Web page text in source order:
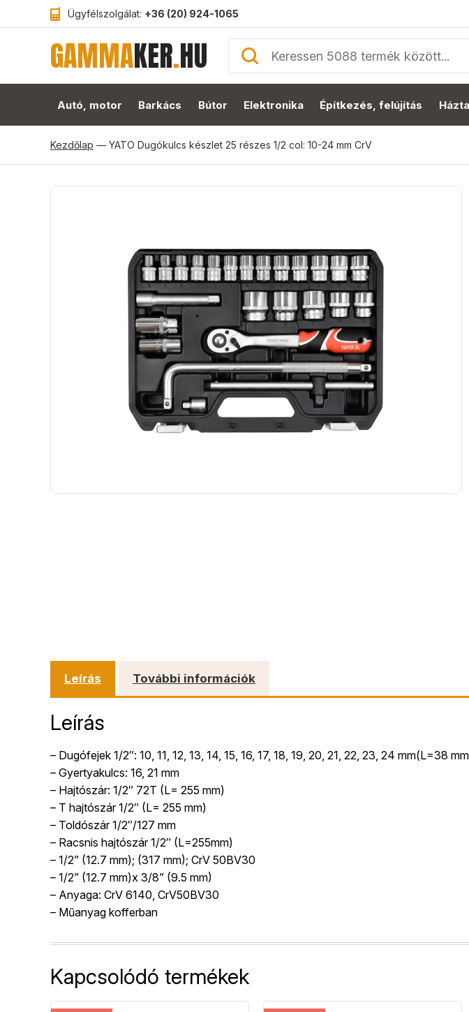
Ügyfélszolgálat: +36 (20) 924-1065
GAMMAKER.HU
Autó, motor Barkács Bútor Elektronika Építkezés, felújítás
Kezdőlap — YATO Dugókulcs készlet 25 részes 1/2 col: 10-24 mm CrV
Leírás További információk
Leírás
– Dugófejek 1/2″: 10, 11, 12, 13, 14, 15, 16, 17, 18, 19, 20, 21, 22, 23, 24 mm(L=38
– Gyertyakulcs: 16, 21 mm
– Hajtószár: 1/2″ 72T (L= 255 mm)
– T hajtószár 1/2″ (L= 255 mm)
– Toldószár 1/2″/127 mm
– Racsnis hajtószár 1/2″ (L=255mm)
– 1/2” (12.7 mm); (317 mm); CrV 50BV30
– 1/2” (12.7 mm)x 3/8” (9.5 mm)
– Anyaga: CrV 6140, CrV50BV30
– Műanyag kofferban
Kapcsolódó termékek